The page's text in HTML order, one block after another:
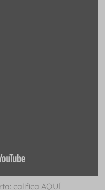
califica AQUÍ